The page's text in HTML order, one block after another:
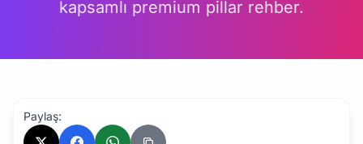
kapsamlı premium pillar rehber.
Paylaş: